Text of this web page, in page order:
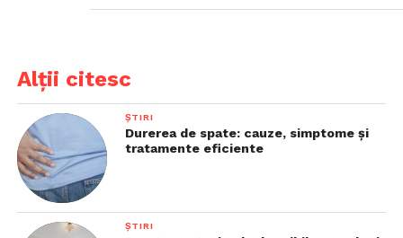
Alții citesc
ȘTIRI
Durerea de spate: cauze, simptome și
tratamente eficiente
ȘTIRI